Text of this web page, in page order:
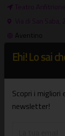
Teatro Anfitrione
Via di San Saba,
Aventino
+
−
Ehi! Lo sai
Scopri i migliori
newsletter!